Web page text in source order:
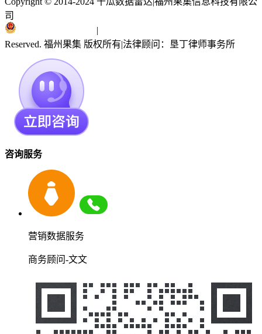
司
|
Reserved. 福州果集 版权所有|法律顾问：垦丁律师事务所
咨询服务
营销数据服务
商务顾问-文文